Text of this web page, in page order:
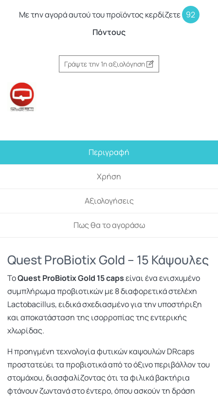
Με την αγορά αυτού του προϊόντος κερδίζετε 92
Πόντους
Γράψτε την 1η αξιολόγηση
Περιγραφή
Χρήση
Αξιολογήσεις
Πως θα το αγοράσω
Quest ProBiotix Gold – 15 Κάψουλες
ΤοQuest ProBiotix Gold 15 capsείναι ένα ενισχυμένο
συμπλήρωμα προβιοτικών με 8 διαφορετικά στελέχη
Lactobacillus, ειδικά σχεδιασμένο για την υποστήριξη
και αποκατάσταση της ισορροπίας της εντερικής
χλωρίδας.
Η προηγμένη τεχνολογία φυτικών καψουλών DRcaps
προστατεύει τα προβιοτικά από το όξινο περιβάλλον του
στομάχου, διασφαλίζοντας ότι τα φιλικά βακτήρια
φτάνουν ζωντανά στο έντερο, όπου ασκούν τη δράση